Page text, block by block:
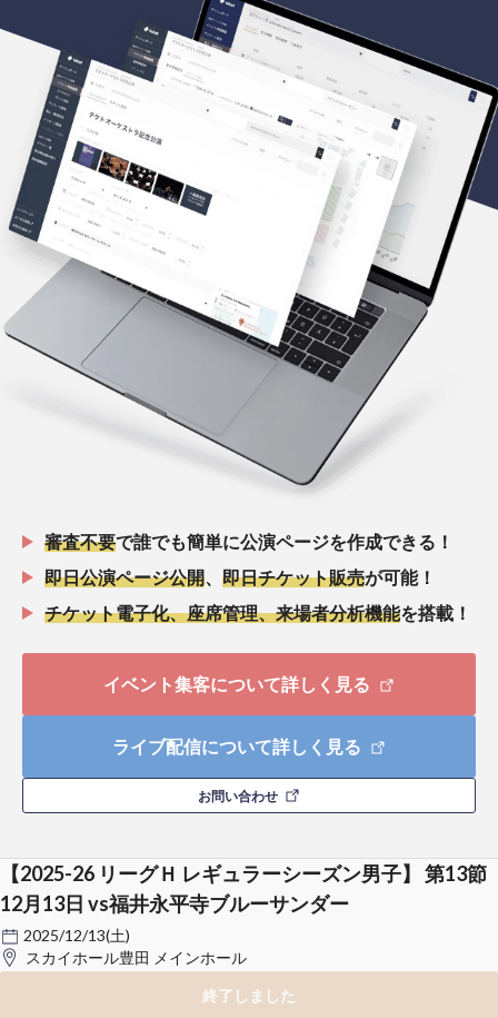
審査不要で誰でも簡単に公演ページを作成できる！
即日公演ページ公開
即日チケット販売が可能！
チケット電子化、座席管理、来場者分析機能を搭載！
イベント集客について詳しく見る
ライブ配信について詳しく見る
お問い合わせ
【2025-26 リーグＨ レギュラーシーズン男子】 第13節
12月13日 vs福井永平寺ブルーサンダー
2025/12/13(土)
スカイホール豊田 メインホール
終了しました